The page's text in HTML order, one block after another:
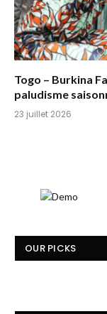
Togo – Burkina
paludisme
23 juillet 2026
OUR PICKS